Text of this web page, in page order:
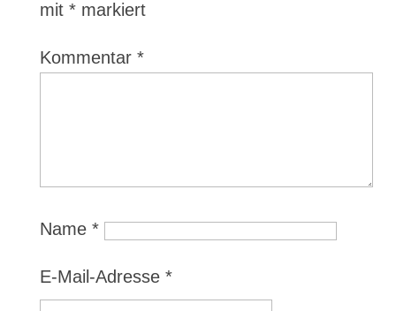
mit *markiert
Kommentar *
Name *
E-Mail-Adresse *